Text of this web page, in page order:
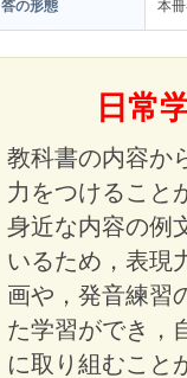
答の形態 本
日常
教科書の内容か
力をつけること
身近な内容の例
いるため，表現
画や，発音練習
た学習ができ，
に取り組むこと